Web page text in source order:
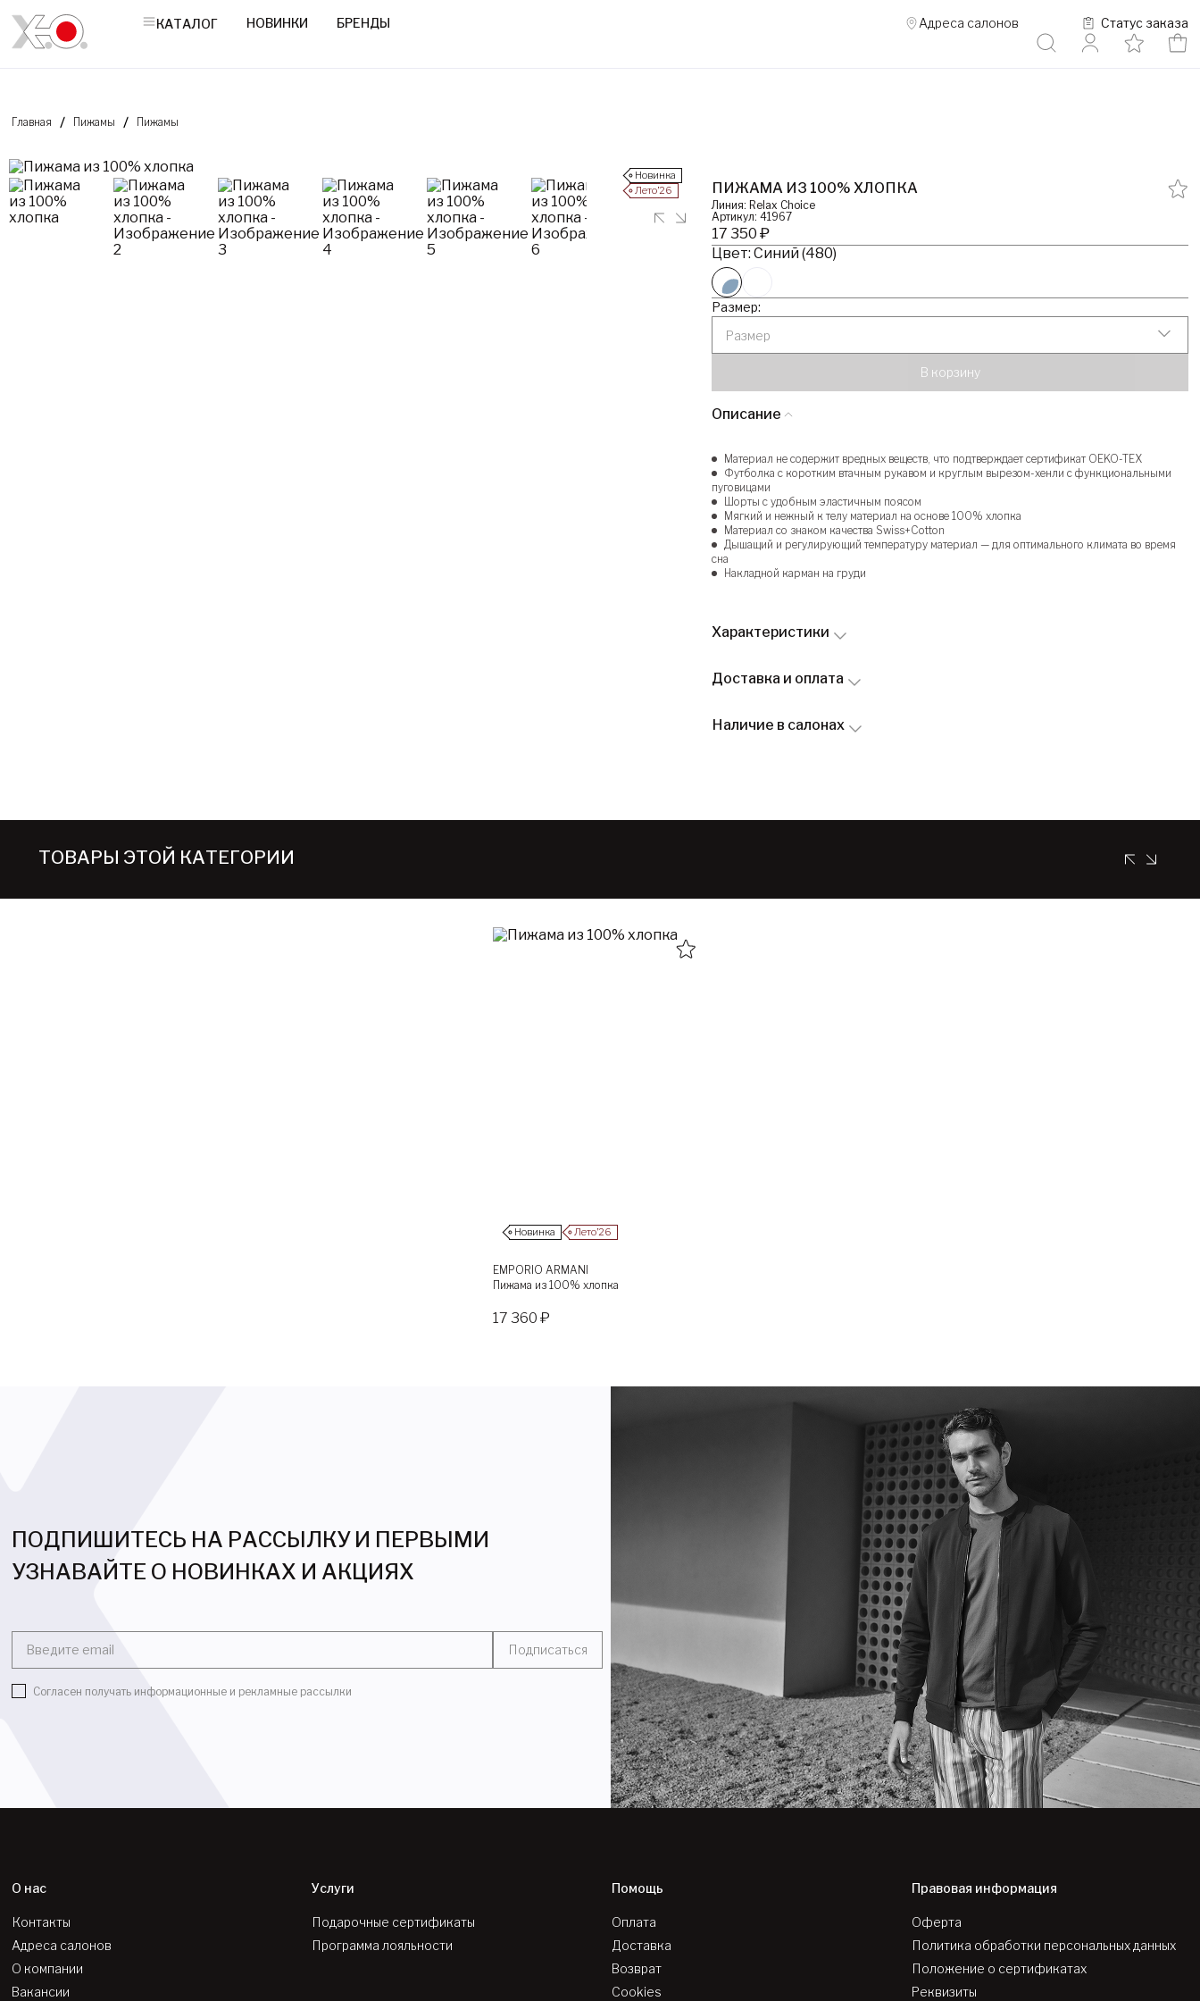
КАТАЛОГ НОВИНКИ БРЕНДЫ Адреса салонов Статус заказа
Главная Пижамы Пижамы
Новинка
Лето’26
ПИЖАМА ИЗ 100% ХЛОПКА
Линия: Relax Choice
Артикул: 41967
17 350 ₽
Цвет: Синий (480)
Размер:
Размер
В корзину
Описание
Материал не содержит вредных веществ, что подтверждает сертификат OEKO-TEX
Футболка с коротким втачным рукавом и круглым вырезом-хенли с функциональными
пуговицами
Шорты с удобным эластичным поясом
Мягкий и нежный к телу материал на основе 100% хлопка
Материал со знаком качества Swiss+Cotton
Дышащий и регулирующий температуру материал — для оптимального климата во время
сна
Накладной карман на груди
Характеристики
Доставка и оплата
Наличие в салонах
ТОВАРЫ ЭТОЙ КАТЕГОРИИ
Новинка Лето’26
EMPORIO ARMANI
Пижама из 100% хлопка
17 360 ₽
ПОДПИШИТЕСЬ НА РАССЫЛКУ И ПЕРВЫМИ
УЗНАВАЙТЕ О НОВИНКАХ И АКЦИЯХ
Введите email Подписаться
Согласен получать информационные и рекламные рассылки
О нас
Контакты
Адреса салонов
О компании
Вакансии
Услуги
Подарочные сертификаты
Программа лояльности
Помощь
Оплата
Доставка
Возврат
Cookies
Правовая информация
Оферта
Политика обработки персональных данных
Положение о сертификатах
Реквизиты